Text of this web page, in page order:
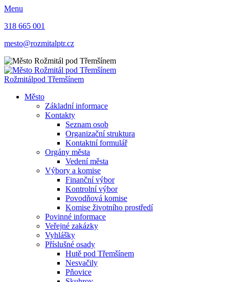
Menu
318 665 001
mesto@rozmitalptr.cz
Rožmitálpod Třemšínem
Město
Základní informace
Kontakty
Seznam osob
Organizační struktura
Kontaktní formulář
Orgány města
Vedení města
Výbory a komise
Finanční výbor
Kontrolní výbor
Povodňová komise
Komise životního prostředí
Povinné informace
Veřejné zakázky
Vyhlášky
Příslušné osady
Hutě pod Třemšínem
Nesvačily
Pňovice